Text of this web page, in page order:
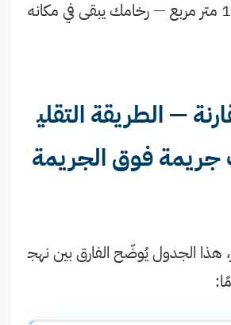
0 سم بدلًا من 10 متر مربع — رخامك يبقى في مكانه
— الطريقة التقلي
فوق الجريمة
هذا الجدول يُوضّح الفارق بين نهج